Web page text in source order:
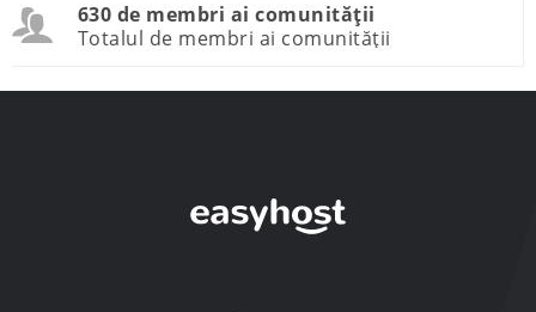
630 de membri ai comunității
Totalul de membri ai comunității